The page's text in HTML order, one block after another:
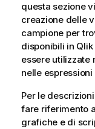
questa sezione
creazione delle
campione per
disponibili in Qlik
essere utilizzate
nelle
Per le
fare riferimento
grafiche e di